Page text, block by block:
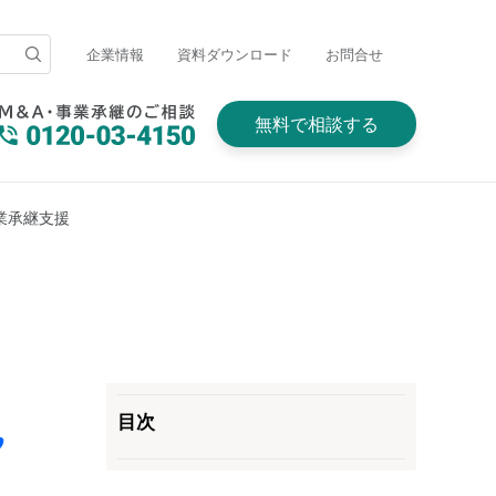
企業情報 資料ダウンロード お問合せ
無料で相談する
承継支援
目次